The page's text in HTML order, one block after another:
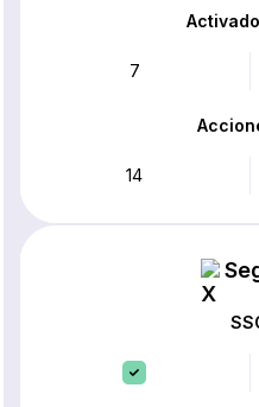
7
14